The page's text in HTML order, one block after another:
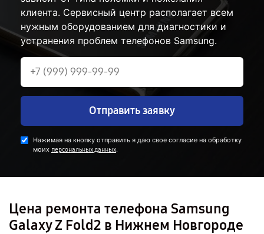
клиента. Сервисный центр располагает всем
нужным оборудованием для диагностики и
устранения проблем телефонов Samsung.
Отправить заявку
Нажимая на кнопку отправить я даю свое согласие на обработку
моих персональных данных.
Цена ремонта телефона Samsung
Galaxy Z Fold2 в Нижнем Новгороде